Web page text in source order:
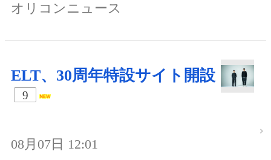
オリコンニュース
ELT、30周年特設サイト開設
9
08月07日 12:01